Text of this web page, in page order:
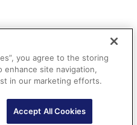
you agree to the storing
site navigation,
in our marketing efforts.
Accept All Cookies